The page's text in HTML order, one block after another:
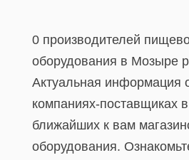
0 производителей
оборудования в Мозыре
Актуальная информация
компаниях-поставщиках
ближайших к вам
оборудования.